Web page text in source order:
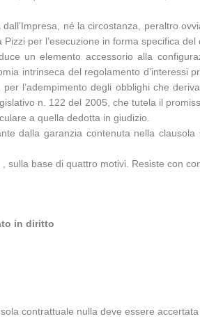
né la circostanza, peraltro
per l’esecuzione in forma specifica del
un elemento accessorio alla
intrinseca del regolamento d’interessi
l’adempimento degli obblighi che
n. 122 del 2005, che tutela il
a quella dedotta in giudizio.
dalla garanzia contenuta nella
base di quattro motivi. Resiste con
in diritto
contrattuale nulla deve essere